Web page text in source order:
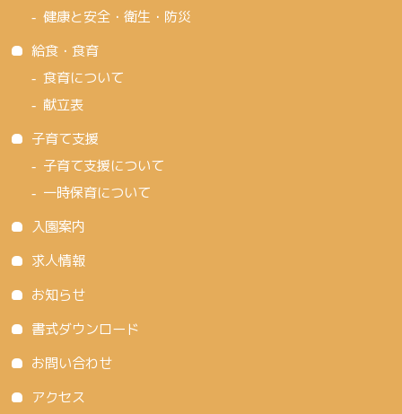
健康と安全・衛生・防災
給食・食育
食育について
献立表
子育て支援
子育て支援について
一時保育について
入園案内
求人情報
お知らせ
書式ダウンロード
お問い合わせ
アクセス